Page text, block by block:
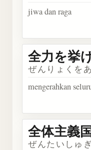
jiwa dan raga
全力を挙
ぜんりょくを
mengerahkan
全体主義
ぜんたいしゅ